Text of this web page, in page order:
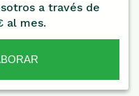
a través de
al mes.